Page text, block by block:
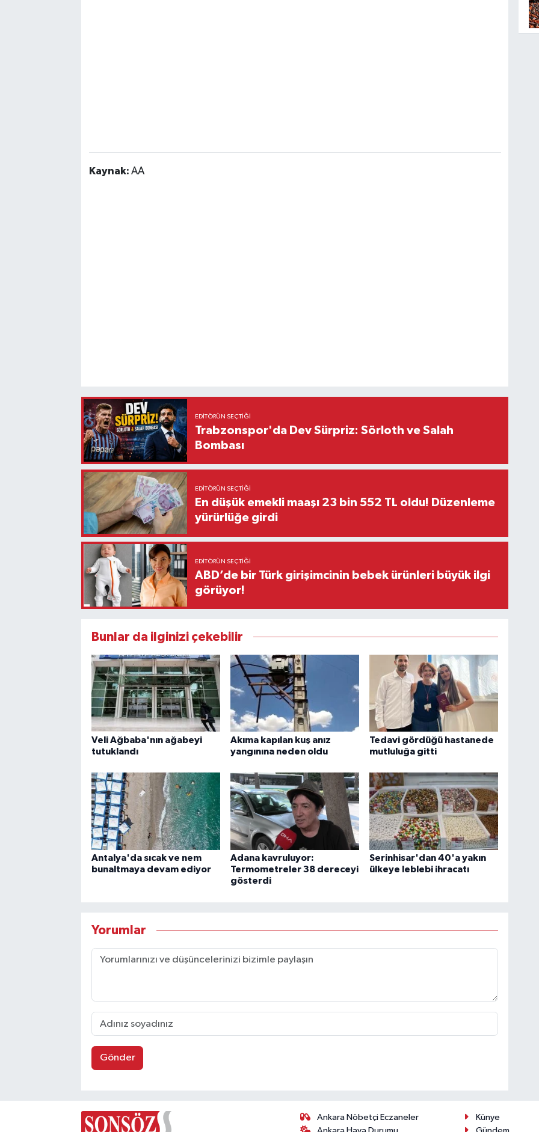
Kaynak: AA
EDITÖRÜN SEÇTIĞI
Trabzonspor'da Dev Sürpriz: Sörloth ve Salah
Bombası
EDITÖRÜN SEÇTIĞI
En düşük emekli maaşı 23 bin 552 TL oldu! Düzenleme
yürürlüğe girdi
EDITÖRÜN SEÇTIĞI
ABD’de bir Türk girişimcinin bebek ürünleri büyük ilgi
görüyor!
Bunlar da ilginizi çekebilir
Veli Ağbaba'nın ağabeyi
tutuklandı
Akıma kapılan kuş anız
yangınına neden oldu
Tedavi gördüğü hastanede
mutluluğa gitti
Antalya'da sıcak ve nem
bunaltmaya devam ediyor
Adana kavruluyor:
Termometreler 38 dereceyi
gösterdi
Serinhisar'dan 40'a yakın
ülkeye leblebi ihracatı
Yorumlar
Gönder
Ankara Nöbetçi Eczaneler
Künye